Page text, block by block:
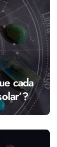
cada